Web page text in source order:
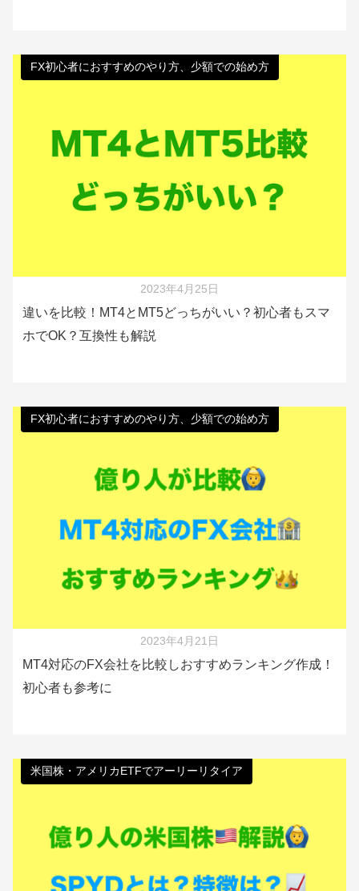
FX初心者におすすめのやり方、少額での始め方
2023年4月25日
違いを比較！MT4とMT5どっちがいい？初心者もスマ
ホでOK？互換性も解説
FX初心者におすすめのやり方、少額での始め方
2023年4月21日
MT4対応のFX会社を比較しおすすめランキング作成！
初心者も参考に
米国株・アメリカETFでアーリーリタイア